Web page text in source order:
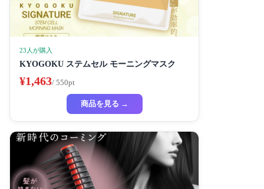
23人が購入
KYOGOKU ステムセル モーニングマスク
¥1,463/ 550pt
商品を見る →